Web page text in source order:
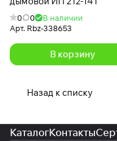
0 0
В наличии
Арт. Rbz-338653
В корзину
Назад к списку
КаталогКонтакты